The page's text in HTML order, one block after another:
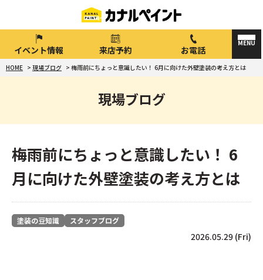
イベント情報 来店予約 お電話
HOME > 現場ブログ > 梅雨前にちょっと意識したい！ 6月に向けた外壁塗装の考え方とは
現場ブログ
梅雨前にちょっと意識したい！ 6
月に向けた外壁塗装の考え方とは
塗装の豆知識 スタッフブログ
2026.05.29 (Fri)